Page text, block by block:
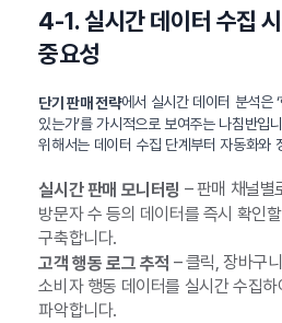
4-1. 실시간 데이터 수집
중요성
단기 판매 전략에서 실시간 데이터 분석은
있는가’를 가시적으로 보여주는 나침반입
위해서는 데이터 수집 단계부터 자동화와
실시간 판매 모니터링 – 판매 채널별
방문자 수 등의 데이터를 즉시 확인
구축합니다.
고객 행동 로그 추적 – 클릭, 장바구
소비자 행동 데이터를 실시간 수집
파악합니다.